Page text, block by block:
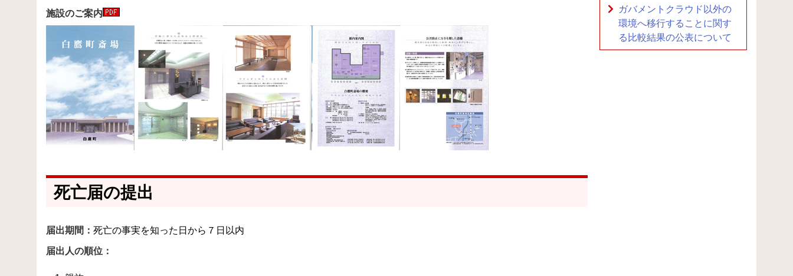
施設のご案内
死亡届の提出
届出期間： 死亡の事実を知った日から７日以内
届出人の順位：
ガバメントクラウド以外の
環境へ移行することに関す
る比較結果の公表について